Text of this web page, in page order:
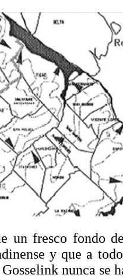
un fresco fondo
y que a
nunca se